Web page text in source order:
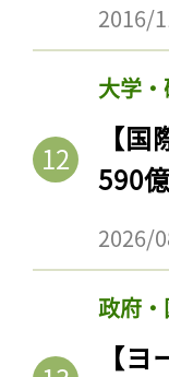
2016/
大学
【
590
2026/
政府
【